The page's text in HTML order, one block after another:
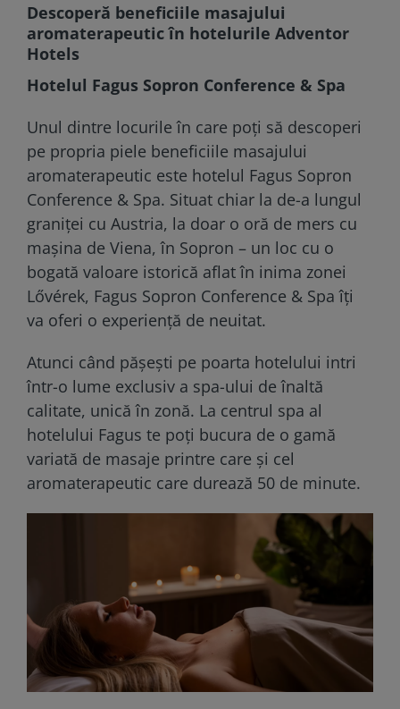
Descoperă beneficiile masajului
aromaterapeutic în hotelurile Adventor
Hotels
Hotelul Fagus Sopron Conference & Spa
Unul dintre locurile în care poți să descoperi
pe propria piele beneficiile masajului
aromaterapeutic este hotelul Fagus Sopron
Conference & Spa. Situat chiar la de-a lungul
graniței cu Austria, la doar o oră de mers cu
mașina de Viena, în Sopron – un loc cu o
bogată valoare istorică aflat în inima zonei
Lővérek, Fagus Sopron Conference & Spa îți
va oferi o experiență de neuitat.
Atunci când pășești pe poarta hotelului intri
într-o lume exclusiv a spa-ului de înaltă
calitate, unică în zonă. La centrul spa al
hotelului Fagus te poți bucura de o gamă
variată de masaje printre care și cel
aromaterapeutic care durează 50 de minute.